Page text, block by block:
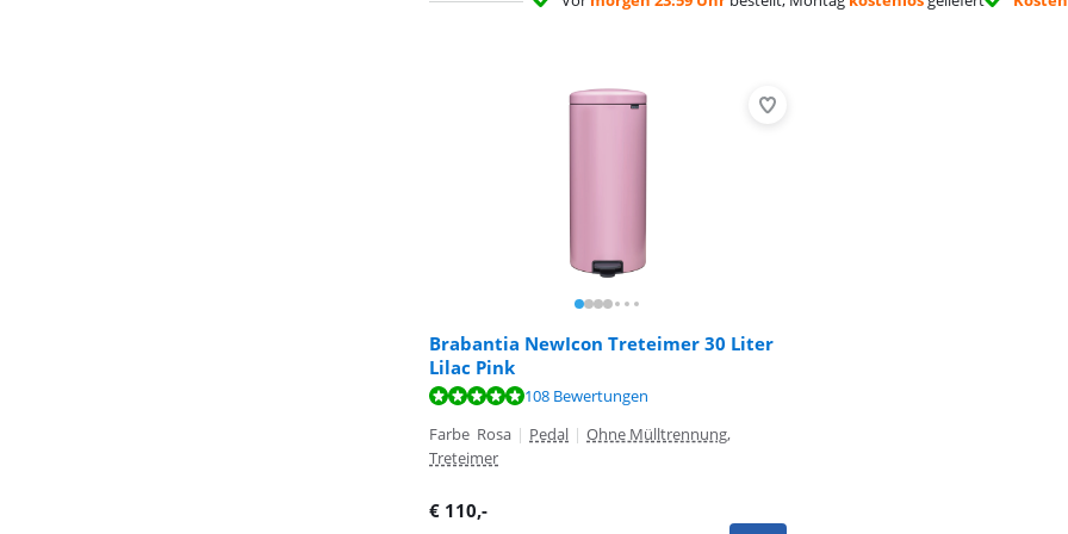
Brabantia NewIcon Treteimer 30 Liter
Lilac Pink
Bewertet mit 9,5 von 10, basierend auf 108 Bewertungen.
108 Bewertungen
Farbe Rosa | Pedal | Ohne Mülltrennung,
Treteimer
€ 110,-